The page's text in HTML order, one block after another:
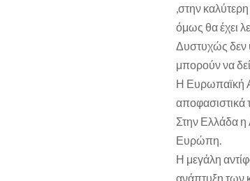
,στην
όμως θα έχει
Δυστυχώς δεν
μπορούν να
Η Ευρωπαϊκή
αποφασιστικά
Στην Ελλάδα η
Ευρώπη.
Η μεγάλη
ανάπτυξη των